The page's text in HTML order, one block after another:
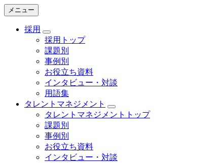
メニュー
採用
採用トップ
課題別
事例別
お役立ち資料
インタビュー・対談
用語集
タレントマネジメント
タレントマネジメントトップ
課題別
事例別
お役立ち資料
インタビュー・対談